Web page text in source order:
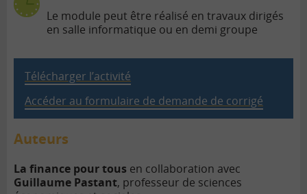
Le module peut être réalisé en travaux dirigés
en salle informatique ou en demi groupe
Télécharger l’activité
Accéder au formulaire de demande de corrigé
Auteurs
La finance pour tous en collaboration avec
Guillaume Pastant, professeur de sciences